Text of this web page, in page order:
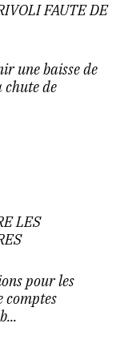
FAUTE DE
une baisse de
de
LES
pour les
comptes